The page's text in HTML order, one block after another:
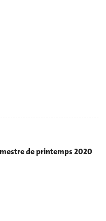
de printemps 2020